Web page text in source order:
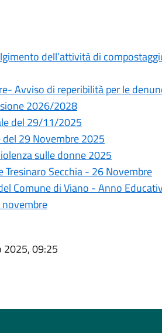
dell’attività di
Avviso di reperibilità per le
2026/2028
del 29/11/2025
29 Novembre 2025
sulle donne 2025
Secchia - 26 Novembre
Comune di Viano - Anno
2025, 09:25